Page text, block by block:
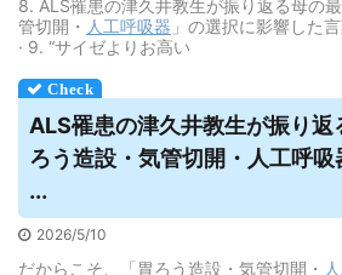
8. ALS罹患の津久井教生が振り返る母の
管切開・ 人工呼吸器 」の選択に影響した
· 9. “サイゼよりお高い
ALS罹患の津久井教生が振り返
ろう造設・気管切開・ 人工呼吸
...
2026/5/10
だからこそ、「胃ろう造設・気管切開・